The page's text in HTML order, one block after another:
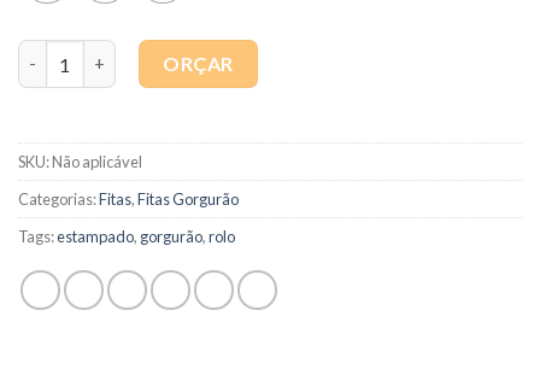
ORÇAR
SKU:Não aplicável
Categorias:Fitas,Fitas Gorgurão
Tags:estampado, gorgurão,rolo